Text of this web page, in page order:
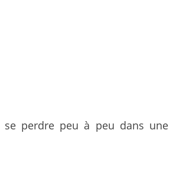
se perdre peu à peu dans une